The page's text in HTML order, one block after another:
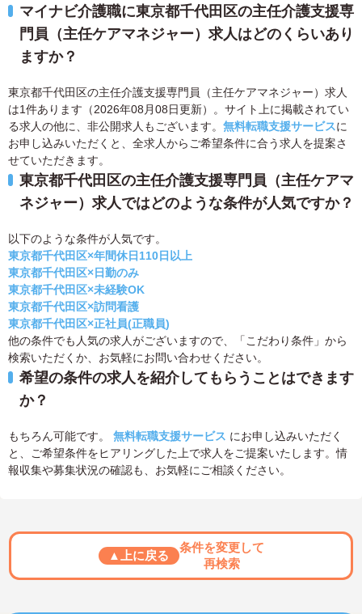
マイナビ介護職に東京都千代田区の主任介護支援専
門員（主任ケアマネジャー）求人はどのくらいあり
ますか？
東京都千代田区の主任介護支援専門員（主任ケアマネジャー）求人
は1件あります（2026年08月08日更新）。サイト上に掲載されてい
る求人の他に、非公開求人もございます。 無料転職支援サービスに
お申し込みいただくと、全求人からご希望条件に合う求人を提案さ
せていただきます。
東京都千代田区の主任介護支援専門員（主任ケアマ
ネジャー）求人ではどのような条件が人気ですか？
以下のような条件が人気です。
東京都千代田区×年間休日110日以上
東京都千代田区×日勤のみ
東京都千代田区×未経験OK
東京都千代田区×訪問看護
東京都千代田区×正社員(正職員)
他の条件でも人気の求人がございますので、「こだわり条件」から
検索いただくか、お気軽にお問い合わせください。
希望の条件の求人を紹介してもらうことはできます
か？
もちろん可能です。 無料転職支援サービス にお申し込みいただく
と、ご希望条件をヒアリングした上で求人をご提案いたします。情
報収集や募集状況の確認も、お気軽にご相談ください。
▲上に戻る
条件を変更して
再検索